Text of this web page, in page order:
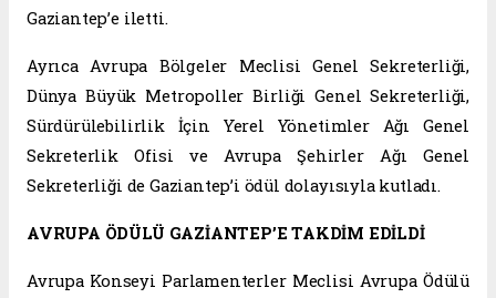
Gaziantep’e iletti.
Ayrıca Avrupa Bölgeler Meclisi Genel Sekreterliği,
Dünya Büyük Metropoller Birliği Genel Sekreterliği,
Sürdürülebilirlik İçin Yerel Yönetimler Ağı Genel
Sekreterlik Ofisi ve Avrupa Şehirler Ağı Genel
Sekreterliği de Gaziantep’i ödül dolayısıyla kutladı.
AVRUPA ÖDÜLÜ GAZİANTEP’E TAKDİM EDİLDİ
Avrupa Konseyi Parlamenterler Meclisi Avrupa Ödülü